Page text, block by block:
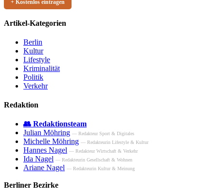
+ Kostenlos eintragen
Artikel-Kategorien
Berlin
Kultur
Lifestyle
Kriminalität
Politik
Verkehr
Redaktion
👥 Redaktionsteam
Julian Möhring — Redakteur Sport & Digitales
Michelle Möhring — Redakteurin Lifestyle & Kultur
Hannes Nagel — Redakteur Wirtschaft & Verkehr
Ida Nagel — Redakteurin Gesellschaft & Wohnen
Ariane Nagel — Redakteurin Kultur & Meinung
Berliner Bezirke